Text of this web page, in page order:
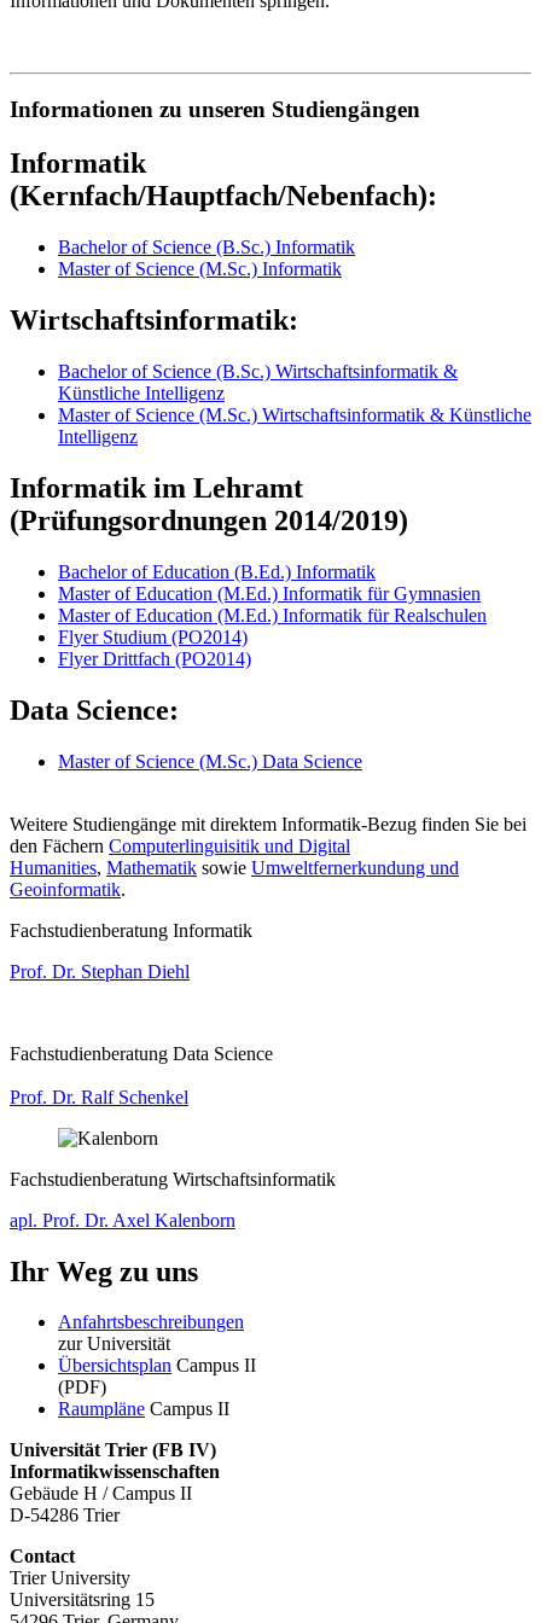
Informationen zu unseren Studiengängen
Informatik
(Kernfach/Hauptfach/Nebenfach):
Bachelor of Science (B.Sc.) Informatik
Master of Science (M.Sc.) Informatik
Wirtschaftsinformatik:
Bachelor of Science (B.Sc.) Wirtschaftsinformatik &
Künstliche Intelligenz
Master of Science (M.Sc.) Wirtschaftsinformatik & Künstliche
Intelligenz
Informatik im Lehramt
(Prüfungsordnungen 2014/2019)
Bachelor of Education (B.Ed.) Informatik
Master of Education (M.Ed.) Informatik für Gymnasien
Master of Education (M.Ed.) Informatik für Realschulen
Flyer Studium (PO2014)
Flyer Drittfach (PO2014)
Data Science:
Master of Science (M.Sc.) Data Science
Weitere Studiengänge mit direktem Informatik-Bezug finden Sie bei
den Fächern Computerlinguisitik und Digital
Humanities, Mathematik sowie Umweltfernerkundung und
Geoinformatik.
Fachstudienberatung Informatik
Prof. Dr. Stephan Diehl
Fachstudienberatung Data Science
Prof. Dr. Ralf Schenkel
Fachstudienberatung Wirtschaftsinformatik
apl. Prof. Dr. Axel Kalenborn
Ihr Weg zu uns
Anfahrtsbeschreibungen
zur Universität
Übersichtsplan Campus II
(PDF)
Raumpläne Campus II
Universität Trier (FB IV)
Informatikwissenschaften
Gebäude H / Campus II
D-54286 Trier
Contact
Trier University
Universitätsring 15